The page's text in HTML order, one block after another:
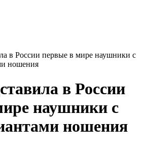
в России первые в мире наушники с
ношения
в России
наушники с
ношения